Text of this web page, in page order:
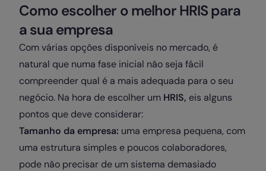
Como escolher o melhor HRIS para
a sua empresa
Com várias opções disponíveis no mercado, é
natural que numa fase inicial não seja fácil
compreender qual é a mais adequada para o seu
negócio. Na hora de escolher um HRIS, eis alguns
pontos que deve considerar:
Tamanho da empresa: uma empresa pequena, com
uma estrutura simples e poucos colaboradores,
pode não precisar de um sistema demasiado